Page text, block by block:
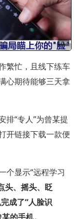
繁忙，且线下练车
心期待能够三天拿
排“专人”为曾某提
开链接下载一款便
个显示“远程学习
头、摇头、眨
成了“人脸识